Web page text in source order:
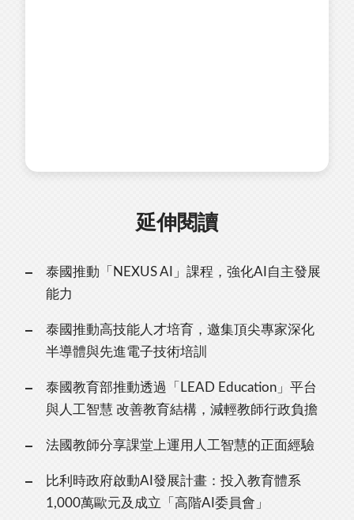
延伸閱讀
泰國推動「NEXUS AI」課程，強化AI自主發展
能力
泰國推動高技能人才培育，邀集頂尖專家深化
半導體與先進電子技術培訓
泰國教育部推動透過「LEAD Education」平台
與人工智慧 改善教育結構，減輕教師行政負擔
法國教師分享課堂上運用人工智慧的正面經驗
比利時政府啟動AI發展計畫：投入教育體系
1,000萬歐元及成立「高階AI委員會」